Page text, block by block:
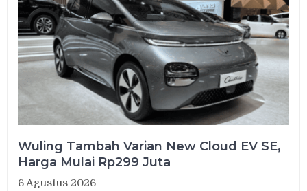
Wuling Tambah Varian New Cloud EV SE,
Harga Mulai Rp299 Juta
6 Agustus 2026